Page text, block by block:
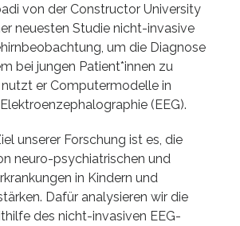
von der Constructor University
neuesten Studie nicht-invasive
um die Diagnose
bei jungen Patient*innen zu
er Computermodelle in
(EEG).
unserer Forschung ist es, die
neuro-psychiatrischen und
in Kindern und
Dafür analysieren wir die
des nicht-invasiven EEG-